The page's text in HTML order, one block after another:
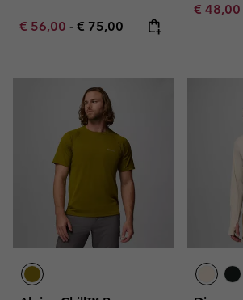
Minimum sale price:
€ 56,00 - Maximum price:
€ 75,00
€ 48,00